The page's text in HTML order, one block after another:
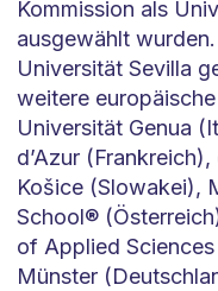
Kommission als
ausgewählt
Universität Sevilla
weitere
Universität Genua
d’Azur
Košice (Slowakei),
School®
of Applied
Münster